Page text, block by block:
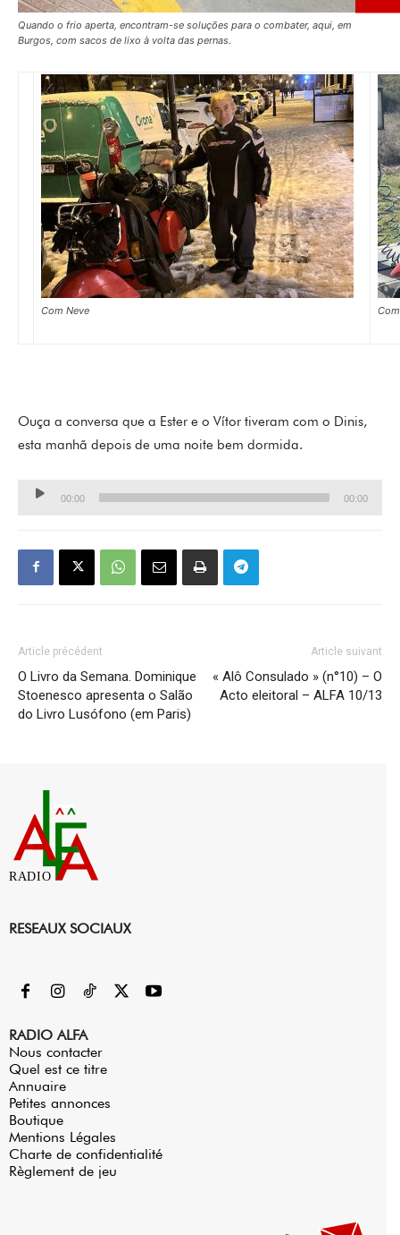
Quando o frio aperta, encontram-se soluções para o combater, aqui, em
Burgos, com sacos de lixo à volta das pernas.
Com Neve
Ouça a conversa que a Ester e o Vítor tiveram com o Dinis,
esta manhã depois de uma noite bem dormida.
Lecteur
00:00 00:00
Article précédent
O Livro da Semana. Dominique
Stoenesco apresenta o Salão
do Livro Lusófono (em Paris)
Article suivant
« Alô Consulado » (n°10) – O
Acto eleitoral – ALFA 10/13
RADIO
RESEAUX SOCIAUX
RADIO ALFA
Nous contacter
Quel est ce titre
Annuaire
Petites annonces
Boutique
Mentions Légales
Charte de confidentialité
Règlement de jeu